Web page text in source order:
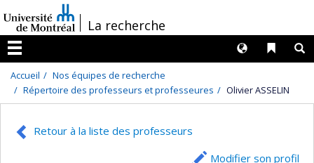
au
contenu
/La recherche
Menu
Liens
Langues
Accueil
Nos équipes de recherche
Répertoire des professeurs et professeures
Olivier ASSELIN
Retour à la liste des professeurs
Modifier son profil